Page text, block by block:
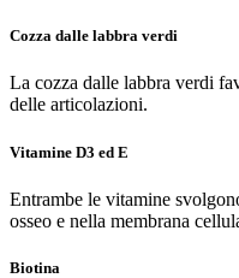
Cozza dalle labbra verdi
La cozza dalle labbra verdi
delle articolazioni.
Vitamine D3 ed E
Entrambe le vitamine
osseo e nella membrana
Biotina